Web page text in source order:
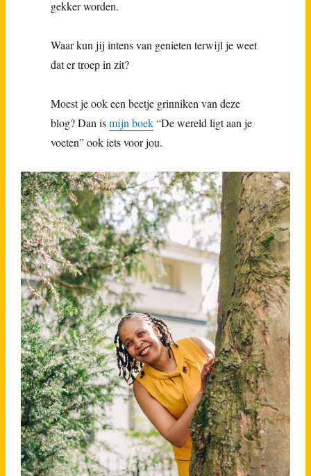
gekker worden.
Waar kun jij intens van genieten terwijl je weet
dat er troep in zit?
Moest je ook een beetje grinniken van deze
blog? Dan ismijn boek“De wereld ligt aan je
voeten” ook iets voor jou.